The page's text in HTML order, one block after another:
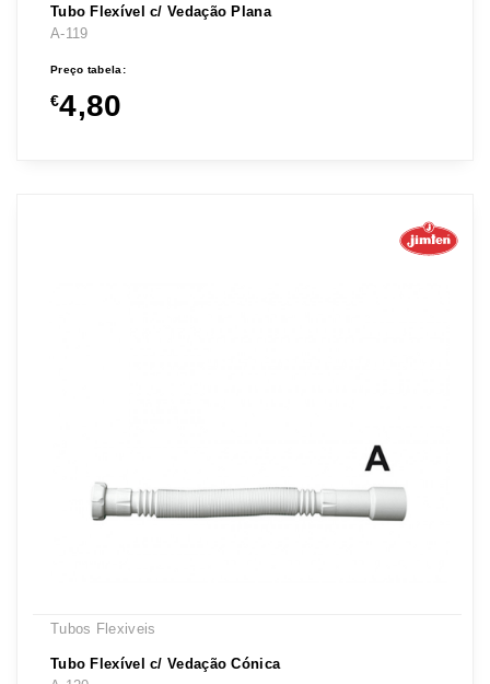
Tubo Flexível c/ Vedação Plana
A-119
Preço tabela:
€4,80
Tubos Flexiveis
Tubo Flexível c/ Vedação Cónica